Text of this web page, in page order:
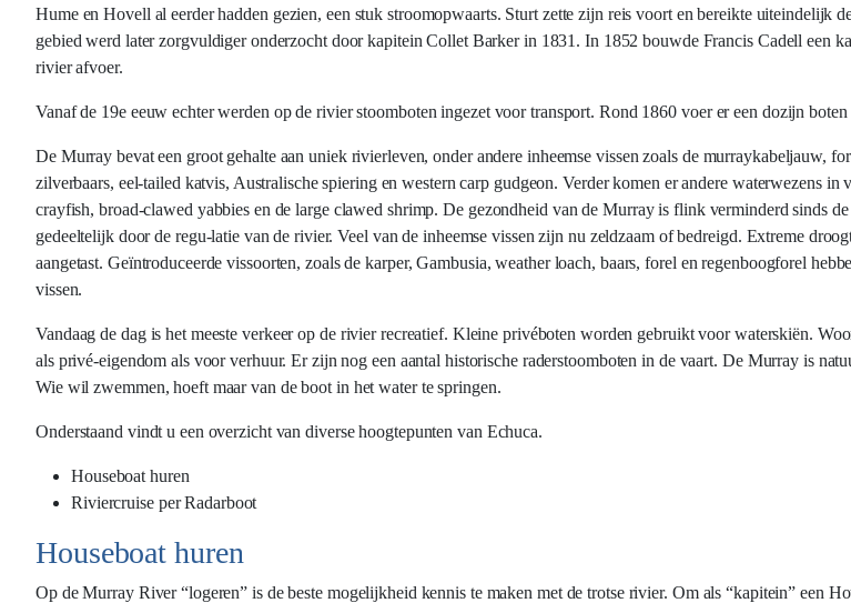
Hume en Hovell al eerder hadden gezien, een stuk stroomopwaarts. Sturt zette zijn reis voort en bereikte
gebied werd later zorgvuldiger onderzocht door kapitein Collet Barker in 1831. In 1852 bouwde Francis Cadell een
rivier afvoer.
Vanaf de 19e eeuw echter werden op de rivier stoomboten ingezet voor transport. Rond 1860 voer er een dozijn
De Murray bevat een groot gehalte aan uniek rivierleven, onder andere inheemse vissen zoals de murraykabeljauw,
zilverbaars, eel-tailed katvis, Australische spiering en western carp gudgeon. Verder komen er andere waterwezens
crayfish, broad-clawed yabbies en de large clawed shrimp. De gezondheid van de Murray is flink verminderd sinds
gedeeltelijk door de regu-latie van de rivier. Veel van de inheemse vissen zijn nu zeldzaam of bedreigd. Extreme
aangetast. Geïntroduceerde vissoorten, zoals de karper, Gambusia, weather loach, baars, forel en regenboogforel
vissen.
Vandaag de dag is het meeste verkeer op de rivier recreatief. Kleine privéboten worden gebruikt voor waterskiën.
als privé-eigendom als voor verhuur. Er zijn nog een aantal historische raderstoomboten in de vaart. De Murray is
Wie wil zwemmen, hoeft maar van de boot in het water te springen.
Onderstaand vindt u een overzicht van diverse hoogtepunten van Echuca.
Houseboat huren
Riviercruise per Radarboot
Houseboat huren
Op de Murray River “logeren” is de beste mogelijkheid kennis te maken met de trotse rivier. Om als “kapitein” een